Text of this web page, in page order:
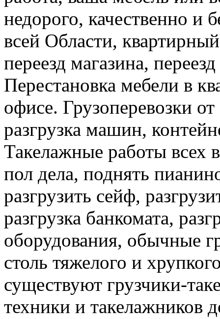
недорого, качественно и
всей Области,
переезд магазина,
Перестановка мебели в
офисе. Грузоперевозки
разгрузка машин,
Такелажные работы всех
пол дела, поднять
разгрузить сейф,
разгрузка банкомата,
оборудования, обычные
столь тяжелого и
существуют грузчики-
техники и такелажников